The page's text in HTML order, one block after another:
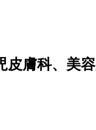
膚科、美